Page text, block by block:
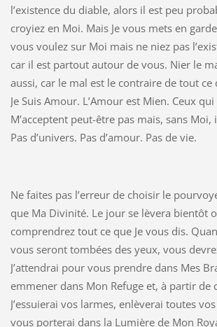
l’existence du diable, alors il est peu
croyiez en Moi. Mais Je vous mets en
vous voulez sur Moi mais ne niez pas
car il est partout autour de vous. Nier le
aussi, car le mal est le contraire de tout ce
Je Suis Amour. L’Amour est Mien. Ceux
M’acceptent peut-être pas mais, sans Moi,
Pas d’univers. Pas d’amour. Pas de vie.
Ne faites pas l’erreur de choisir le
que Ma Divinité. Le jour se lèvera bientôt
comprendrez tout ce que Je vous dis.
vous seront tombées des yeux, vous
J’attendrai pour vous prendre dans Mes
emmener dans Mon Refuge et, à partir de
J’essuierai vos larmes, enlèverai toutes
vous porterai dans la Lumière de Mon